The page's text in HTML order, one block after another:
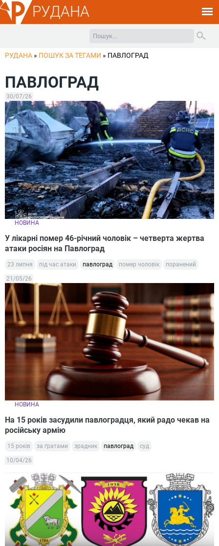
РУДАНА
РУДАНА » ПОШУК ЗА ТЕГАМИ » ПАВЛОГРАД
ПАВЛОГРАД
30/07/26
НОВИНА
У лікарні помер 46-річний чоловік – четверта жертва
атаки росіян на Павлоград
23 липня під час атаки павлоград помер чоловік поранений
21/05/26
НОВИНА
На 15 років засудили павлоградця, який радо чекав на
російську армію
15 років за ґратами зрадник павлоград суд
10/04/26